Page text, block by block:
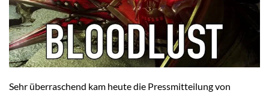
Sehr überraschend kam heute die Pressmitteilung von